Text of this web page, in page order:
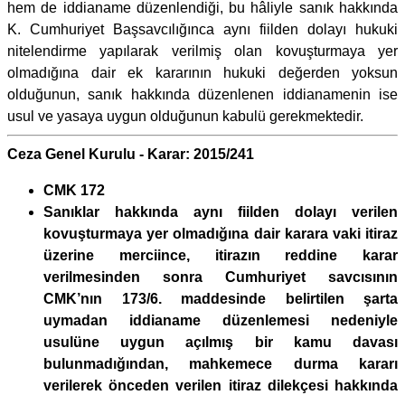
hem de iddianame düzenlendiği, bu hâliyle sanık hakkında
K. Cumhuriyet Başsavcılığınca aynı fiilden dolayı hukuki
nitelendirme yapılarak verilmiş olan kovuşturmaya yer
olmadığına dair ek kararının hukuki değerden yoksun
olduğunun, sanık hakkında düzenlenen iddianamenin ise
usul ve yasaya uygun olduğunun kabulü gerekmektedir.
Ceza Genel Kurulu - Karar: 2015/241
CMK 172
Sanıklar hakkında aynı fiilden dolayı verilen
kovuşturmaya yer olmadığına dair karara vaki itiraz
üzerine merciince, itirazın reddine karar
verilmesinden sonra Cumhuriyet savcısının
CMK’nın 173/6. maddesinde belirtilen şarta
uymadan iddianame düzenlemesi nedeniyle
usulüne uygun açılmış bir kamu davası
bulunmadığından, mahkemece durma kararı
verilerek önceden verilen itiraz dilekçesi hakkında